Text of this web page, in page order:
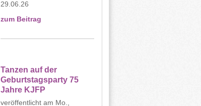
29.06.26
zum Beitrag
Tanzen auf der
Geburtstagsparty 75
Jahre KJFP
Mo.,